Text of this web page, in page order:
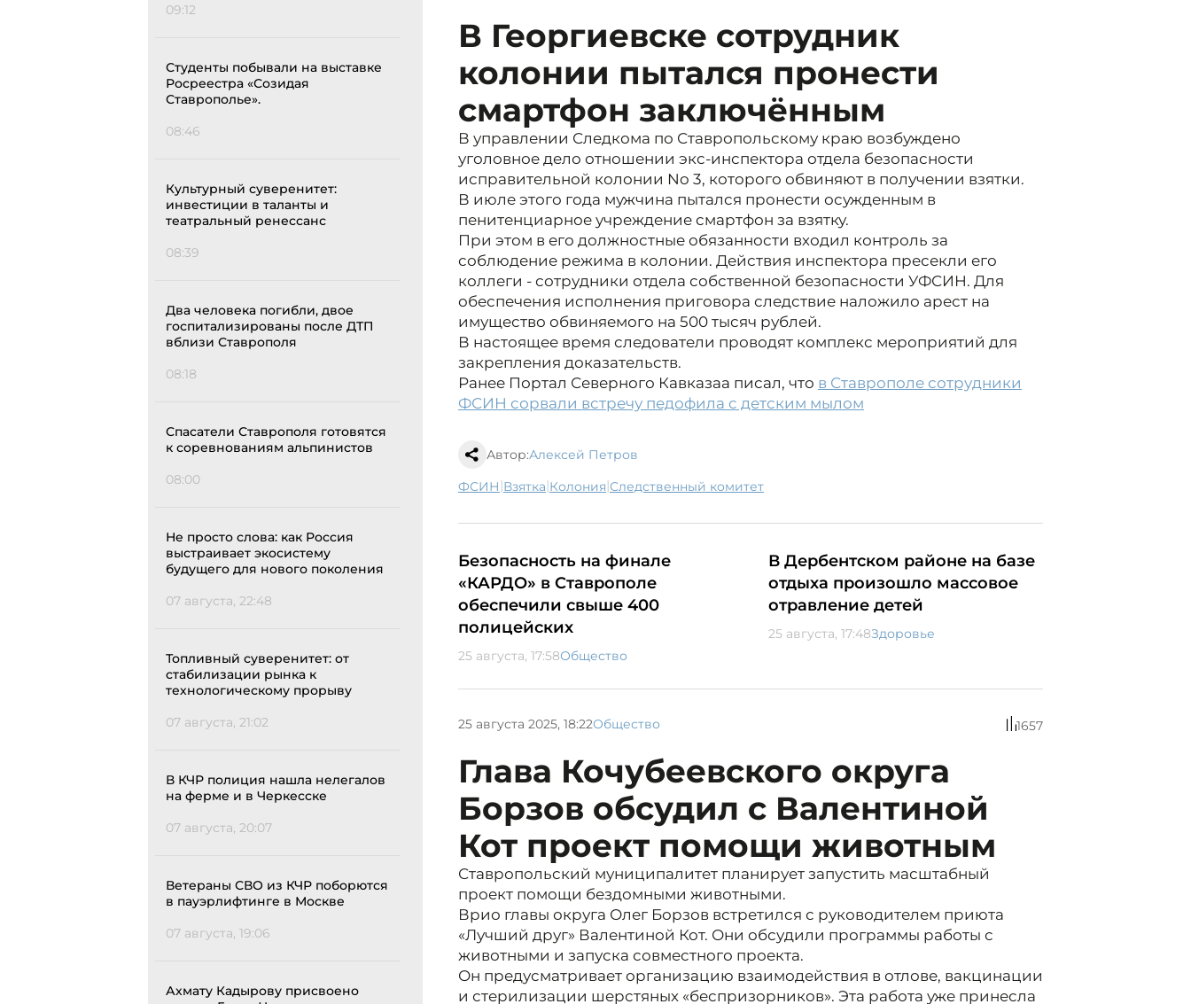
09:12
Студенты побывали на выставке
Росреестра «Созидая
Ставрополье».
08:46
Культурный суверенитет:
инвестиции в таланты и
театральный ренессанс
08:39
Два человека погибли, двое
госпитализированы после ДТП
вблизи Ставрополя
08:18
Спасатели Ставрополя готовятся
к соревнованиям альпинистов
08:00
Не просто слова: как Россия
выстраивает экосистему
будущего для нового поколения
07 августа, 22:48
Топливный суверенитет: от
стабилизации рынка к
технологическому прорыву
07 августа, 21:02
В КЧР полиция нашла нелегалов
на ферме и в Черкесске
07 августа, 20:07
Ветераны СВО из КЧР поборются
в пауэрлифтинге в Москве
07 августа, 19:06
Ахмату Кадырову присвоено
В Георгиевске сотрудник
колонии пытался пронести
смартфон заключённым
В управлении Следкома по Ставропольскому краю возбуждено
уголовное дело отношении экс-инспектора отдела безопасности
исправительной колонии No 3, которого обвиняют в получении взятки.
В июле этого года мужчина пытался пронести осужденным в
пенитенциарное учреждение смартфон за взятку.
При этом в его должностные обязанности входил контроль за
соблюдение режима в колонии. Действия инспектора пресекли его
коллеги - сотрудники отдела собственной безопасности УФСИН. Для
обеспечения исполнения приговора следствие наложило арест на
имущество обвиняемого на 500 тысяч рублей.
В настоящее время следователи проводят комплекс мероприятий для
закрепления доказательств.
Ранее Портал Северного Кавказаа писал, что в Ставрополе сотрудники
ФСИН сорвали встречу педофила с детским мылом
Автор:Алексей Петров
ФСИН | взятка| колония| следственный комитет
Безопасность на финале
«КАРДО» в Ставрополе
обеспечили свыше 400
полицейских
25 августа, 17:58Общество
В Дербентском районе на базе
отдыха произошло массовое
отравление детей
25 августа, 17:48Здоровье
25 августа 2025, 18:22Общество 1657
Глава Кочубеевского округа
Борзов обсудил с Валентиной
Кот проект помощи животным
Ставропольский муниципалитет планирует запустить масштабный
проект помощи бездомными животными.
Врио главы округа Олег Борзов встретился с руководителем приюта
«Лучший друг» Валентиной Кот. Они обсудили программы работы с
животными и запуска совместного проекта.
Он предусматривает организацию взаимодействия в отлове, вакцинации
и стерилизации шерстяных «беспризорников». Эта работа уже принесла